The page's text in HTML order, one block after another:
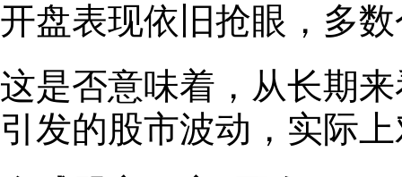
开盘表现依旧抢眼，多
这是否意味着，从长期
引发的股市波动，实际